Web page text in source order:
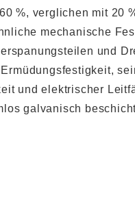
%, verglichen mit 20
mechanische
und
und elektrischer
galvanisch